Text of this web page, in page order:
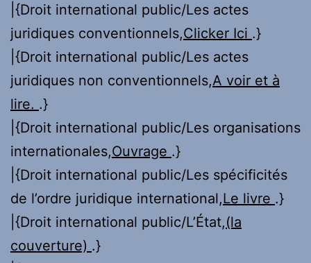
|{Droit international public/Les actes
juridiques conventionnels,Clicker Ici .}
|{Droit international public/Les actes
juridiques non conventionnels,A voir et à
lire. .}
|{Droit international public/Les organisations
internationales,Ouvrage .}
|{Droit international public/Les spécificités
de l’ordre juridique international,Le livre .}
|{Droit international public/L’État,(la
couverture) .}